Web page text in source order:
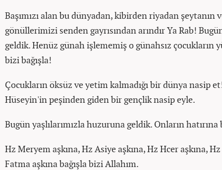
Başımızı alan bu dünyadan, kibirden riyadan şeytanın
gönüllerimizi senden gayrısından arındır Ya Rab!
geldik. Henüz günah işlememiş o günahsız çocukların
bizi bağışla!
Çocukların öksüz ve yetim kalmadığı bir dünya nasip
Hüseyin'in peşinden giden bir gençlik nasip eyle.
Bugün yaşlılarımızla huzuruna geldik. Onların
Hz Meryem aşkına, Hz Asiye aşkına, Hz Hcer aşkına,
Fatma aşkına bağışla bizi Allahım.